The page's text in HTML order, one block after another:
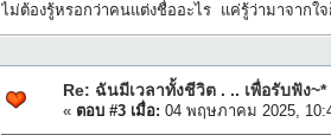
ไม่ต้องรู้หรอกว่าคนแต่งชื่ออะไร แค่รู้ว่ามาจากใ
Re: ฉันมีเวลาทั้งชีวิต . .. เพื่อรับฟัง~*
« ตอบ #3 เมื่อ: 04 พฤษภาคม 2025,